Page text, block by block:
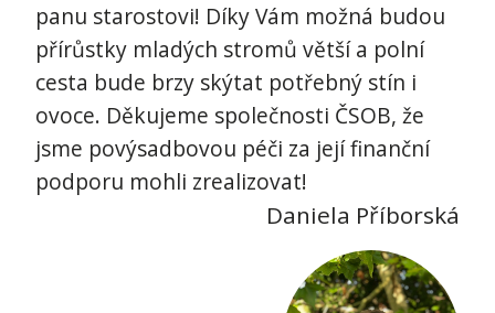
panu starostovi! Díky Vám možná budou
přírůstky mladých stromů větší a polní
cesta bude brzy skýtat potřebný stín i
ovoce. Děkujeme společnosti ČSOB, že
jsme povýsadbovou péči za její finanční
podporu mohli zrealizovat!
Daniela Příborská